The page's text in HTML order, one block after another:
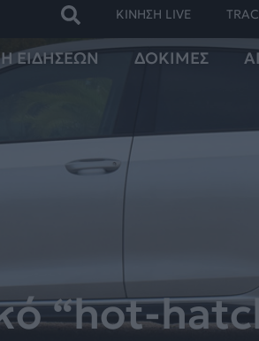
ΚΙΝΗΣΗ LIVE
ΕΙΔΗΣΕΩΝ ΔΟΚΙΜΕΣ
“hot-